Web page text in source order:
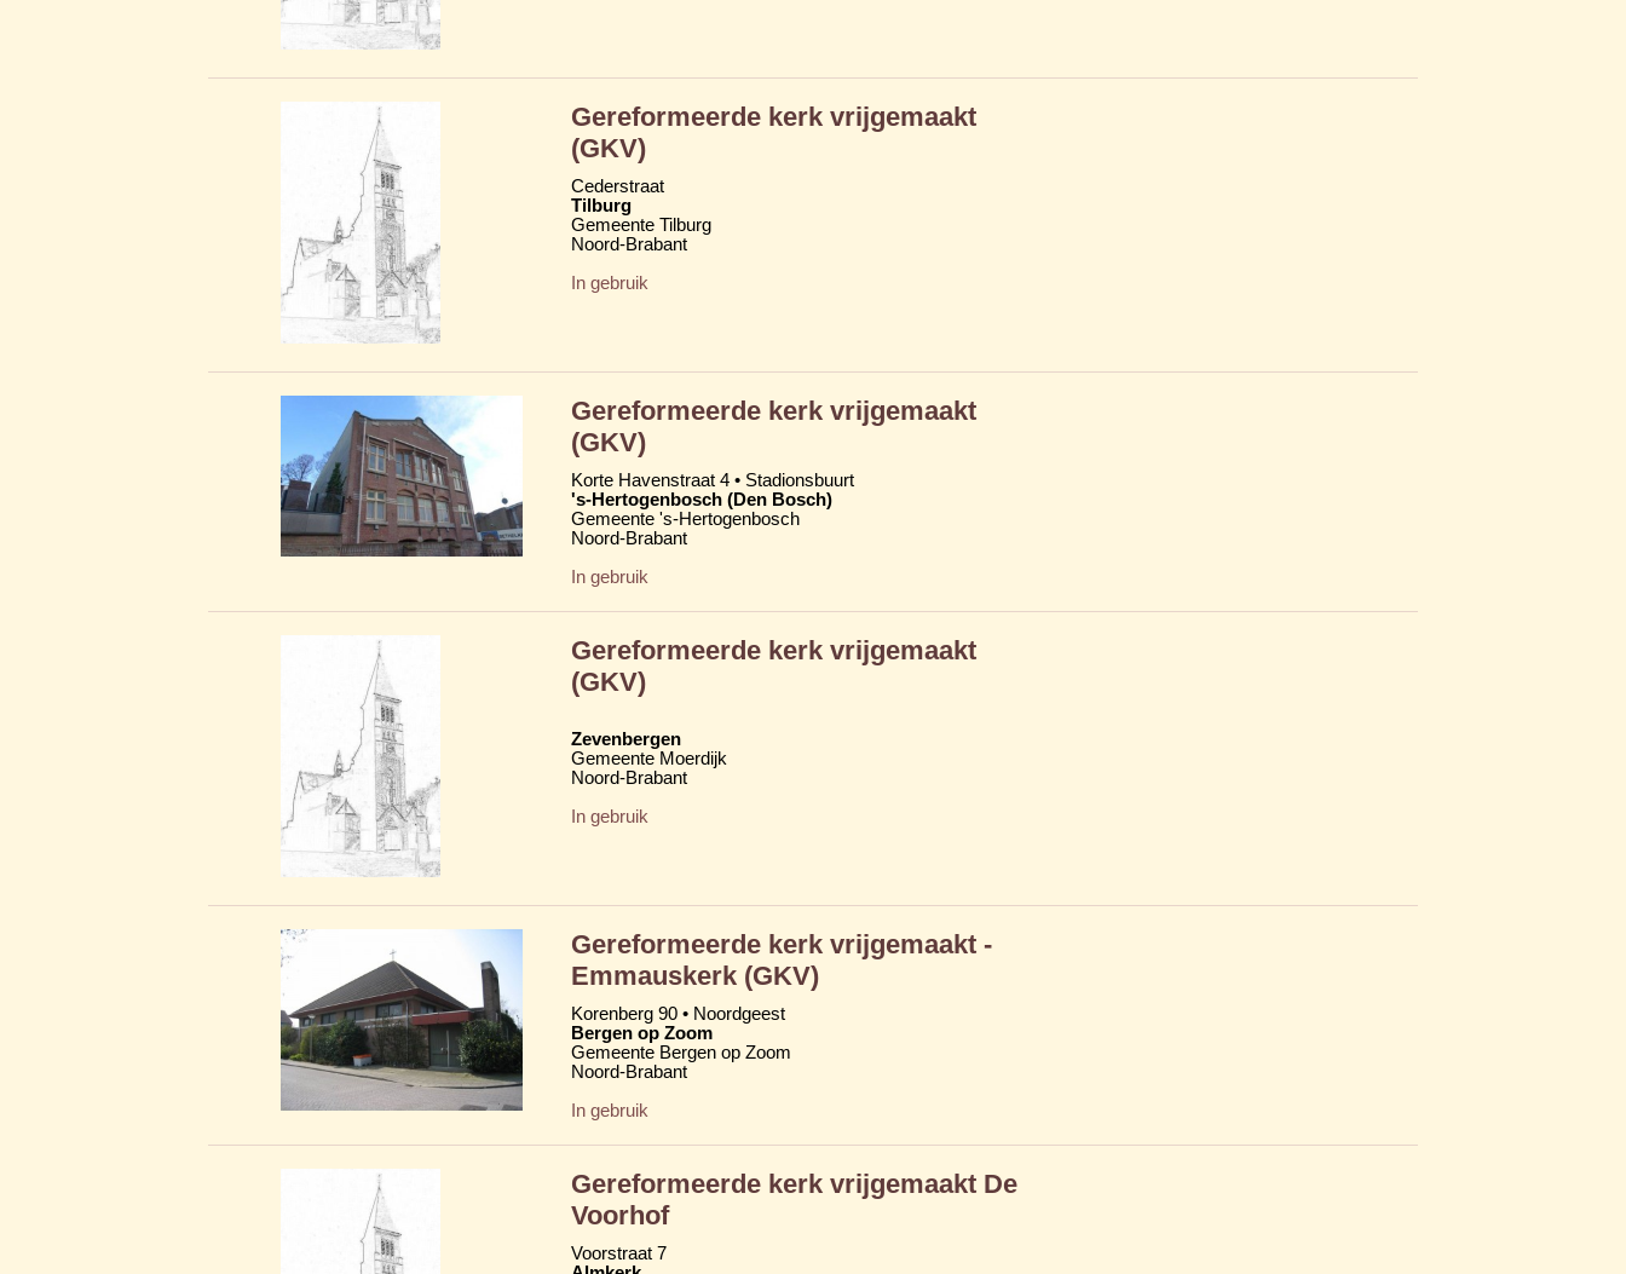
Gereformeerde kerk vrijgemaakt
(GKV)
Cederstraat
Tilburg
Gemeente Tilburg
Noord-Brabant
In gebruik
Gereformeerde kerk vrijgemaakt
(GKV)
Korte Havenstraat 4 • Stadionsbuurt
's-Hertogenbosch (Den Bosch)
Gemeente 's-Hertogenbosch
Noord-Brabant
In gebruik
Gereformeerde kerk vrijgemaakt
(GKV)
Zevenbergen
Gemeente Moerdijk
Noord-Brabant
In gebruik
Gereformeerde kerk vrijgemaakt -
Emmauskerk (GKV)
Korenberg 90 • Noordgeest
Bergen op Zoom
Gemeente Bergen op Zoom
Noord-Brabant
In gebruik
Gereformeerde kerk vrijgemaakt De
Voorhof
Voorstraat 7